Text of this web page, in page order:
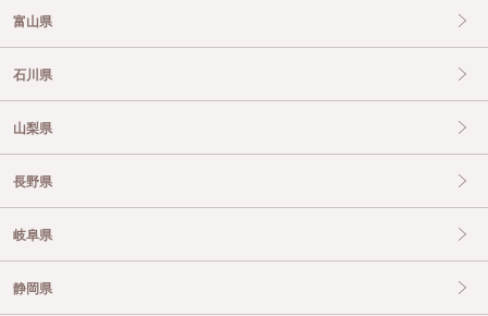
富山県
石川県
山梨県
長野県
岐阜県
静岡県